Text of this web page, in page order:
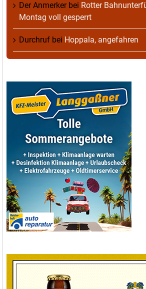
Der Anmerkerbei Rotter
Montag voll gesperrt
Durchruf bei Hoppala, angefahren